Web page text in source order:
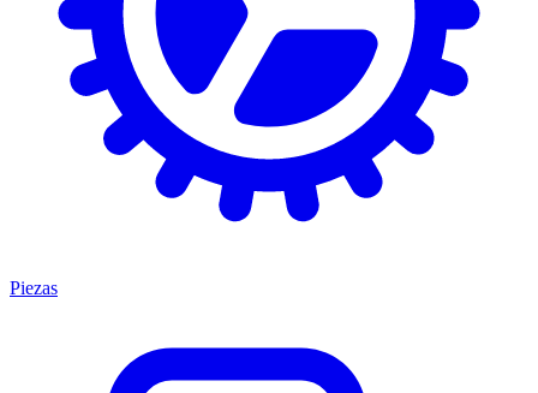
Piezas